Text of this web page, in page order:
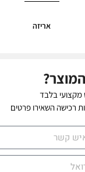
אריזה
מקצועי בלבד
רכישה השאירו פרטים